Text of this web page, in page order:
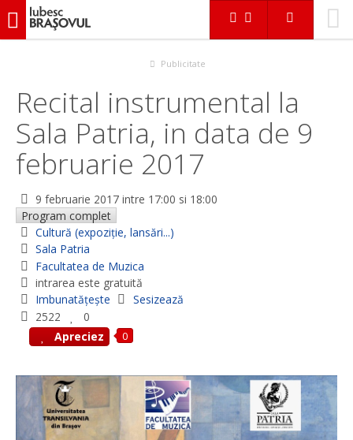
iubescbraşovul.ro
Cultură (expoziție, lansări...)
Recital instrumental la Sala Patria, in data de 9 februarie 2017
Publicitate
Recital instrumental la
Sala Patria, in data de 9
februarie 2017
9 februarie 2017intre 17:00 si 18:00
Program complet
Cultură (expoziție, lansări...)
Sala Patria
Facultatea de Muzica
intrarea este gratuită
Imbunatățește
Sesizează
2522
0
Apreciez
0